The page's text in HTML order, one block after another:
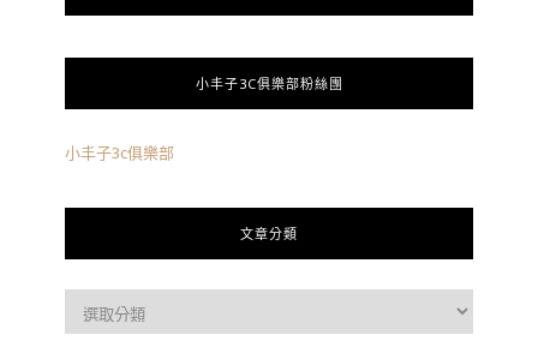
小丰子3C俱樂部粉絲團
小丰子3c俱樂部
文章分類